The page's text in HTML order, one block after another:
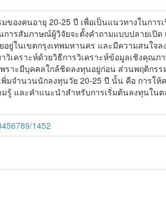
ของคนอายุ 20-25 ปี เพื่อเป็นแนวทางในก
ารสัมภาษณ์ผู้วิจัยจะตั้งคำถามแบบปลายเปิ
อยู่ในเขตกรุงเทพมหานคร และมีความสนใ
คราะห์ด้วยวิธีการวิเคราะห์ข้อมูลเชิงคุณภ
ราะมีบุคคลใกล้ชิดลงทุนอยู่ก่อน ส่วนพฤติก
มจำนวนนักลงทุนวัย 20-25 ปี นั้น คือ การใ
รู้ และคำแนะนำสำหรับการเริ่มต้นลงทุนใ
1452